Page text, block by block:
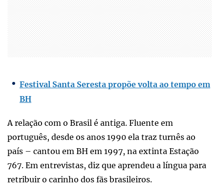
Festival Santa Seresta propõe volta ao tempo em
BH
A relação com o Brasil é antiga. Fluente em
português, desde os anos 1990 ela traz turnês ao
país – cantou em BH em 1997, na extinta Estação
767. Em entrevistas, diz que aprendeu a língua para
retribuir o carinho dos fãs brasileiros.